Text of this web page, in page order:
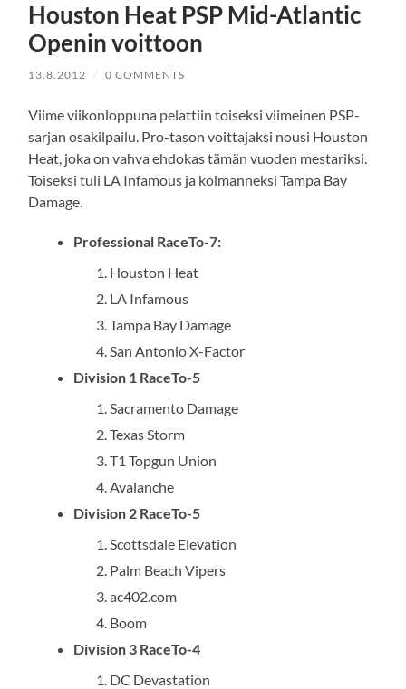
Houston Heat PSP Mid-Atlantic
Openin voittoon
13.8.2012 / 0 COMMENTS
Viime viikonloppuna pelattiin toiseksi viimeinen PSP-
sarjan osakilpailu. Pro-tason voittajaksi nousi Houston
Heat, joka on vahva ehdokas tämän vuoden mestariksi.
Toiseksi tuli LA Infamous ja kolmanneksi Tampa Bay
Damage.
Professional RaceTo-7:
Houston Heat
LA Infamous
Tampa Bay Damage
San Antonio X-Factor
Division 1 RaceTo-5
Sacramento Damage
Texas Storm
T1 Topgun Union
Avalanche
Division 2 RaceTo-5
Scottsdale Elevation
Palm Beach Vipers
ac402.com
Boom
Division 3 RaceTo-4
DC Devastation